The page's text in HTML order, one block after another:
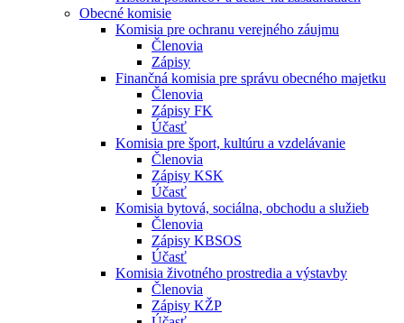
Obecné komisie
Komisia pre ochranu verejného záujmu
Členovia
Zápisy
Finančná komisia pre správu obecného majetku
Členovia
Zápisy FK
Účasť
Komisia pre šport, kultúru a vzdelávanie
Členovia
Zápisy KSK
Účasť
Komisia bytová, sociálna, obchodu a služieb
Členovia
Zápisy KBSOS
Účasť
Komisia životného prostredia a výstavby
Členovia
Zápisy KŽP